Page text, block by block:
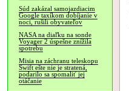
Súd zakázal samojazdiacim
Google taxíkom dobíjanie v
noci, rušili obyvateľov
NASA na diaľku na sonde
Voyager 2 úspešne znížila
spotrebu
Misia na záchranu teleskopu
Swift ešte nie je stratená,
podarilo sa spomaliť jej
otáčanie